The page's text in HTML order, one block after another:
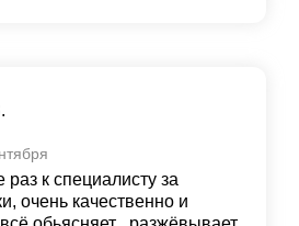
к специалисту за
очень качественно и